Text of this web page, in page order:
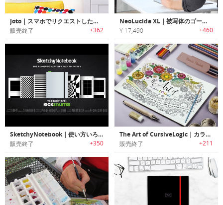
Joto｜スマホでリクエストしたものをペンで描画するスケッチディスプレイ「ジョト」
販売終了 +362
NeoLucida XL｜被写体のゴーストイメージを見たままトレース可能なドローイングデバイス「ネオルシーダXL」
¥ 17,490 +460
SketchyNotebook｜使い方いろいろの万能ノート スケッチーノートブック
販売終了 +350
The Art of CursiveLogic｜カラーリングしながら筆記体をリラックスしながら学べるカラーリングブック
販売終了 +211